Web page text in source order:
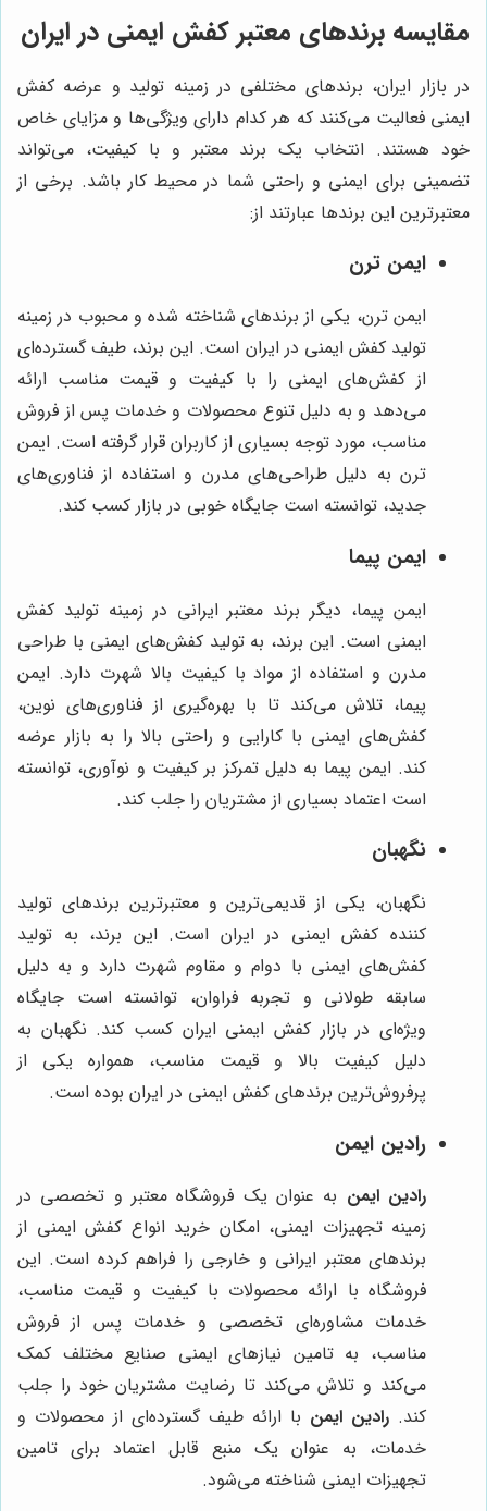
مقایسه برندهای معتبر کفش ایمنی در ایران
در بازار ایران، برندهای مختلفی در زمینه تولید و عرضه کفش
ایمنی فعالیت می‌کنند که هر کدام دارای ویژگی‌ها و مزایای خاص
خود هستند. انتخاب یک برند معتبر و با کیفیت، می‌تواند
تضمینی برای ایمنی و راحتی شما در محیط کار باشد. برخی از
معتبرترین این برندها عبارتند از:
ایمن ترن
ایمن ترن، یکی از برندهای شناخته شده و محبوب در زمینه
تولید کفش ایمنی در ایران است. این برند، طیف گسترده‌ای
از کفش‌های ایمنی را با کیفیت و قیمت مناسب ارائه
می‌دهد و به دلیل تنوع محصولات و خدمات پس از فروش
مناسب، مورد توجه بسیاری از کاربران قرار گرفته است. ایمن
ترن به دلیل طراحی‌های مدرن و استفاده از فناوری‌های
جدید، توانسته است جایگاه خوبی در بازار کسب کند.
ایمن پیما
ایمن پیما، دیگر برند معتبر ایرانی در زمینه تولید کفش
ایمنی است. این برند، به تولید کفش‌های ایمنی با طراحی
مدرن و استفاده از مواد با کیفیت بالا شهرت دارد. ایمن
پیما، تلاش می‌کند تا با بهره‌گیری از فناوری‌های نوین،
کفش‌های ایمنی با کارایی و راحتی بالا را به بازار عرضه
کند. ایمن پیما به دلیل تمرکز بر کیفیت و نوآوری، توانسته
است اعتماد بسیاری از مشتریان را جلب کند.
نگهبان
نگهبان، یکی از قدیمی‌ترین و معتبرترین برندهای تولید
کننده کفش ایمنی در ایران است. این برند، به تولید
کفش‌های ایمنی با دوام و مقاوم شهرت دارد و به دلیل
سابقه طولانی و تجربه فراوان، توانسته است جایگاه
ویژه‌ای در بازار کفش ایمنی ایران کسب کند. نگهبان به
دلیل کیفیت بالا و قیمت مناسب، همواره یکی از
پرفروش‌ترین برندهای کفش ایمنی در ایران بوده است.
رادین ایمن
رادین ایمن به عنوان یک فروشگاه معتبر و تخصصی در
زمینه تجهیزات ایمنی، امکان خرید انواع کفش ایمنی از
برندهای معتبر ایرانی و خارجی را فراهم کرده است. این
فروشگاه با ارائه محصولات با کیفیت و قیمت مناسب،
خدمات مشاوره‌ای تخصصی و خدمات پس از فروش
مناسب، به تامین نیازهای ایمنی صنایع مختلف کمک
می‌کند و تلاش می‌کند تا رضایت مشتریان خود را جلب
کند. رادین ایمن با ارائه طیف گسترده‌ای از محصولات و
خدمات، به عنوان یک منبع قابل اعتماد برای تامین
تجهیزات ایمنی شناخته می‌شود.